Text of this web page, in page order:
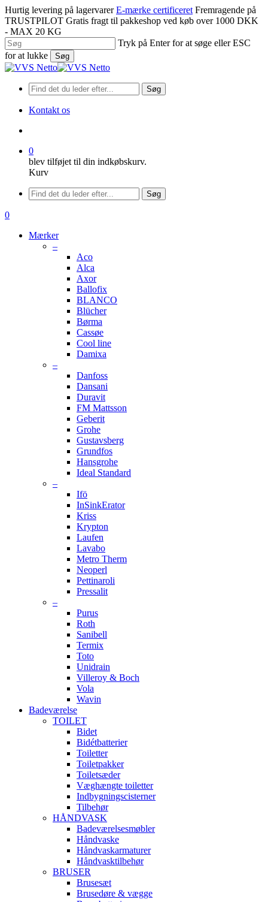
Spring
til
hovedindhold
Hurtig levering på lagervarer E-mærke certificeret Fremragende på
TRUSTPILOT Gratis fragt til pakkeshop ved køb over 1000 DKK
- MAX 20 KG
Tryk på Enter for at søge eller ESC
for at lukke
Søg
Luk
Søg
Kontakt os
0
blev tilføjet til din indkøbskurv.
Kurv
Menu
Søg
søge
0
Mærker
–
Aco
Alca
Axor
Ballofix
BLANCO
Blücher
Børma
Cassøe
Cool line
Damixa
–
Danfoss
Dansani
Duravit
FM Mattsson
Geberit
Grohe
Gustavsberg
Grundfos
Hansgrohe
Ideal Standard
–
Ifö
InSinkErator
Kriss
Krypton
Laufen
Lavabo
Metro Therm
Neoperl
Pettinaroli
Pressalit
–
Purus
Roth
Sanibell
Termix
Toto
Unidrain
Villeroy & Boch
Vola
Wavin
Badeværelse
TOILET
Bidet
Bidétbatterier
Toiletter
Toiletpakker
Toiletsæder
Væghængte toiletter
Indbygningscisterner
Tilbehør
HÅNDVASK
Badeværelsesmøbler
Håndvaske
Håndvaskarmaturer
Håndvasktilbehør
BRUSER
Brusesæt
Brusedøre & vægge